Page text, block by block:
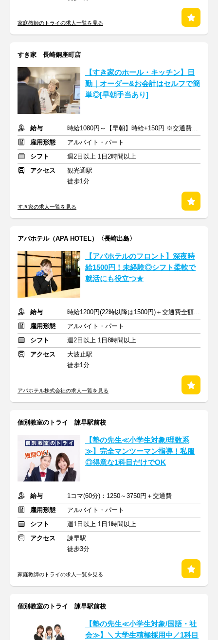
家庭教師のトライの求人一覧を見る
すき家 長崎銅座町店
【すき家のホール・キッチン】日
勤｜オーダー&お会計はセルフで簡
単◎[早朝手当あり]
給与
時給1080円～【早朝】時給+150円 ※交通費支給
雇用形態
アルバイト・パート
シフト
週2日以上 1日2時間以上
アクセス
観光通駅
徒歩1分
すき家の求人一覧を見る
アパホテル（APA HOTEL）〈長崎出島〉
【アパホテルのフロント】深夜時
給1500円！未経験◎シフト柔軟で
就活にも役立つ★
給与
時給1200円(22時以降は1500円)＋交通費全額支給
雇用形態
アルバイト・パート
シフト
週2日以上 1日8時間以上
アクセス
大波止駅
徒歩1分
アパホテル株式会社の求人一覧を見る
個別教室のトライ 諫早駅前校
【塾の先生≪小学生対象/理数系
≫】完全マンツーマン指導！私服
◎得意な1科目だけでOK
給与
1コマ(60分)：1250～3750円＋交通費
雇用形態
アルバイト・パート
シフト
週1日以上 1日1時間以上
アクセス
諫早駅
徒歩3分
家庭教師のトライの求人一覧を見る
個別教室のトライ 諫早駅前校
【塾の先生≪小学生対象/国語・社
会≫】＼大学生積極採用中／1科目